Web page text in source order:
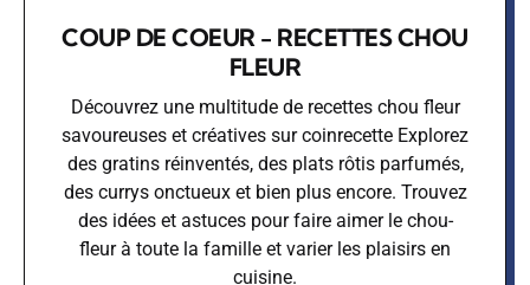
COUP DE COEUR - RECETTES CHOU
FLEUR​
Découvrez une multitude de recettes chou fleur
savoureuses et créatives sur coinrecette Explorez
des gratins réinventés, des plats rôtis parfumés,
des currys onctueux et bien plus encore. Trouvez
des idées et astuces pour faire aimer le chou-
fleur à toute la famille et varier les plaisirs en
cuisine.